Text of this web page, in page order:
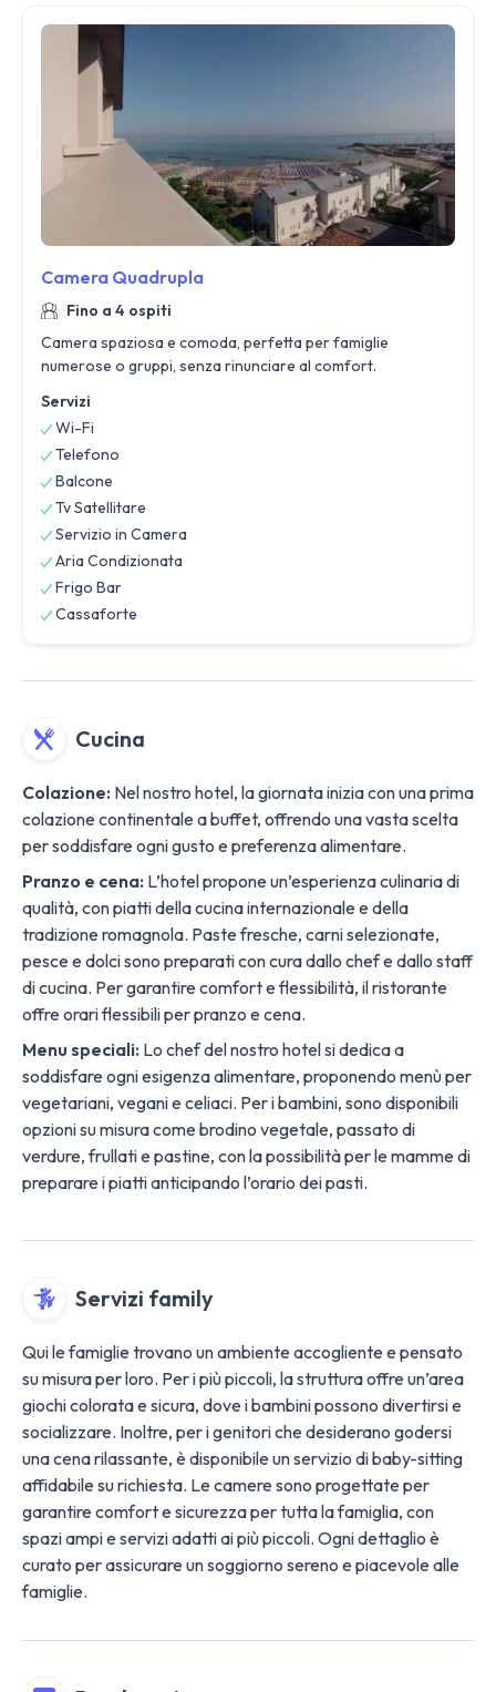
Camera Quadrupla
Fino a 4 ospiti
Camera spaziosa e comoda, perfetta per famiglie
numerose o gruppi, senza rinunciare al comfort.
Servizi
Wi-Fi
Telefono
Balcone
Tv Satellitare
Servizio in Camera
Aria Condizionata
Frigo Bar
Cassaforte
Cucina
Colazione: Nel nostro hotel, la giornata inizia con una prima
colazione continentale a buffet, offrendo una vasta scelta
per soddisfare ogni gusto e preferenza alimentare.
Pranzo e cena: L’hotel propone un’esperienza culinaria di
qualità, con piatti della cucina internazionale e della
tradizione romagnola. Paste fresche, carni selezionate,
pesce e dolci sono preparati con cura dallo chef e dallo staff
di cucina. Per garantire comfort e flessibilità, il ristorante
offre orari flessibili per pranzo e cena.
Menu speciali: Lo chef del nostro hotel si dedica a
soddisfare ogni esigenza alimentare, proponendo menù per
vegetariani, vegani e celiaci. Per i bambini, sono disponibili
opzioni su misura come brodino vegetale, passato di
verdure, frullati e pastine, con la possibilità per le mamme di
preparare i piatti anticipando l’orario dei pasti​​.
Servizi family
Qui le famiglie trovano un ambiente accogliente e pensato
su misura per loro. Per i più piccoli, la struttura offre un’area
giochi colorata e sicura, dove i bambini possono divertirsi e
socializzare. Inoltre, per i genitori che desiderano godersi
una cena rilassante, è disponibile un servizio di baby-sitting
affidabile su richiesta. Le camere sono progettate per
garantire comfort e sicurezza per tutta la famiglia, con
spazi ampi e servizi adatti ai più piccoli. Ogni dettaglio è
curato per assicurare un soggiorno sereno e piacevole alle
famiglie​​.